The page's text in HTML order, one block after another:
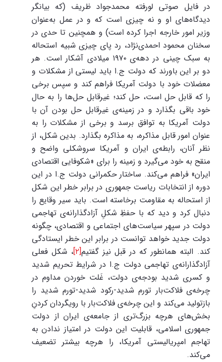
در فایل صوتی لورفته محمدجواد ظریف (که بیانگر
دیدگاه‌های او و نه چیزی است که و در عمل به‌عنوان
وزیر امور خارجه اجرا کرده است) و همچنین تا حدی در
سخنان محمود احمدی‌نژاد، رد پای چیزی شبیه استحاله
به سبک چینی در دهه‌ی ۱۹۷۰ میلادی آشکار است. هر
دو بر این باورند که دولت ج.ا باید لیستی از مشکلات و
معضلات خود با دولت آمریکا فراهم کند و سپس برخی
را که قابل حل است، حل کند؛ غیرقابل حل‌ها را به حال
خود باقی بگذارد و در زمینه‌ی غیرقابل حل بودن آن با
دولت آمریکا به توافق برسد و برخی از مشکلات را به
عنوان امور قابل مذاکره، به مذاکره بگذارد. بدین شکل، از
نظر آنان، رابطه‌ی ایران و آمریکا سروشکلی واضح و
منقح به خود می‌گیرد و زمینه را برای «شکوفایی اقتصادی
ایران» فراهم می‌کند. ساختار حکمرانی دولت ج.ا در این
دوره از انتخابات ریاست جمهوری در برابر خطر این شکل
از استحاله به مقاومت برخاسته است. باید سیر وقایع را
دنبال کرد و دید که با حفظِ شکلِ آزادگذارانه‌ی تهاجمی
دولت در سپهر سیاست‌های اجتماعی و اقتصادی، چگونه
دولت جدید خواهد توانست در برابر این خطر ایستادگی
کند. البته همانطور که در قبل نیز گفتیم[۲] ، شکل فعلی
آزادگذارانه‌ی تهاجمی دولت ج.ا در شرایط تحریم شدید
و کسری شدید بودجه‌ی دولت، غَلت خوردن مداوم در
چرخه‌ی فلاکت‌بار تورم شدید-رکود شدید-تورم شدید را
بازتولید می‌کند و این چرخه‌ی فلاکت‌بار با رویگردان کردنِ
بخش‌های هرچه بزرگ‌تری از جامعه‌ی ایران از دولت
جمهوری اسلامی، قابلیت این دولت در امتیاز ندادن به
تهاجم امپریالیستی آمریکا، را هرچه بیشتر تضعیف
می‌کند.